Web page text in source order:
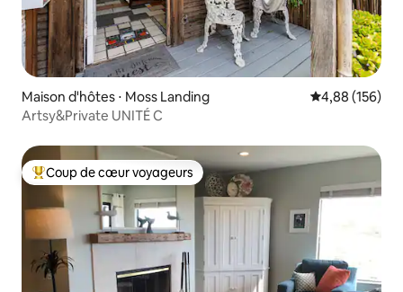
Maison d'hôtes ⋅ Moss Landing Évaluation
4,88 (156)
Artsy&Private UNITÉ C
Coups de cœur voyageurs les plus appréciés
Coup de cœur voyageurs